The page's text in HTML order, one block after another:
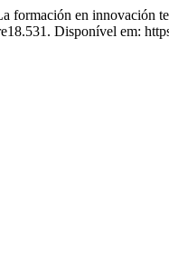
en innovación
Disponível em: